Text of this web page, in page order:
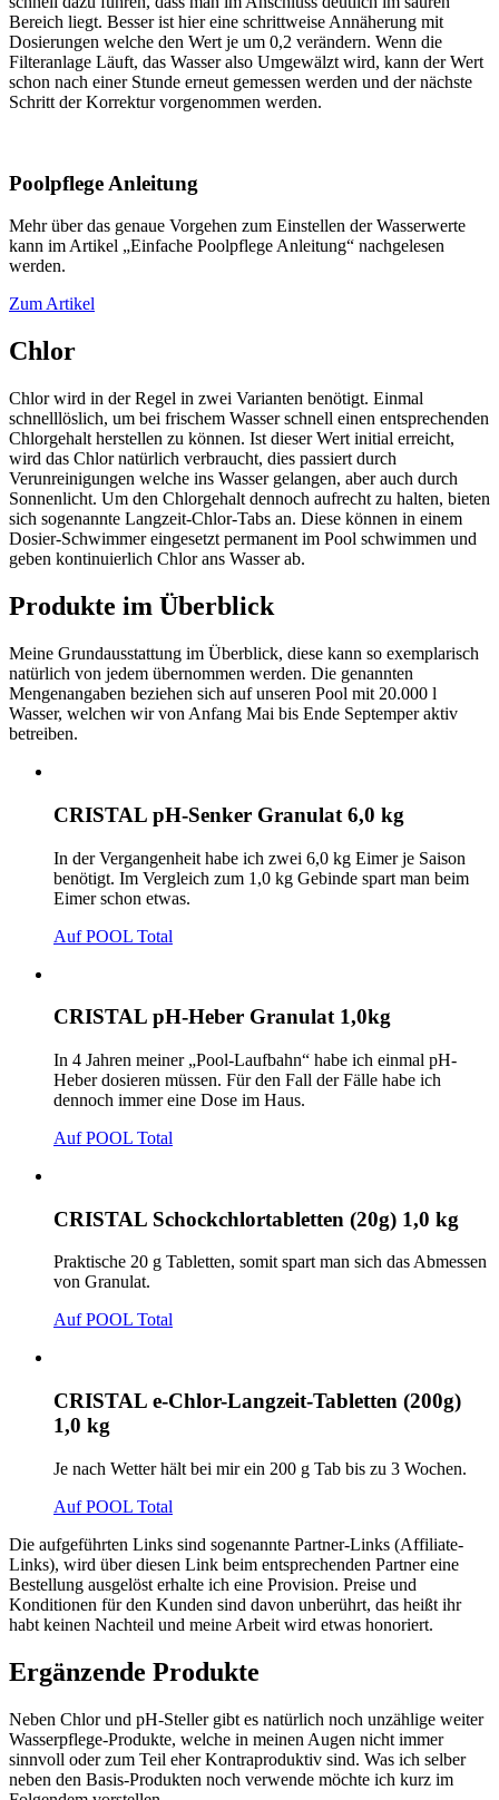
Bereich liegt. Besser ist hier eine schrittweise Annäherung mit
Dosierungen welche den Wert je um 0,2 verändern. Wenn die
Filteranlage Läuft, das Wasser also Umgewälzt wird, kann der Wert
schon nach einer Stunde erneut gemessen werden und der nächste
Schritt der Korrektur vorgenommen werden.
Poolpflege Anleitung
Mehr über das genaue Vorgehen zum Einstellen der Wasserwerte
kann im Artikel „Einfache Poolpflege Anleitung“ nachgelesen
werden.
Zum Artikel
Chlor
Chlor wird in der Regel in zwei Varianten benötigt. Einmal
schnelllöslich, um bei frischem Wasser schnell einen entsprechenden
Chlorgehalt herstellen zu können. Ist dieser Wert initial erreicht,
wird das Chlor natürlich verbraucht, dies passiert durch
Verunreinigungen welche ins Wasser gelangen, aber auch durch
Sonnenlicht. Um den Chlorgehalt dennoch aufrecht zu halten, bieten
sich sogenannte Langzeit-Chlor-Tabs an. Diese können in einem
Dosier-Schwimmer eingesetzt permanent im Pool schwimmen und
geben kontinuierlich Chlor ans Wasser ab.
Produkte im Überblick
Meine Grundausstattung im Überblick, diese kann so exemplarisch
natürlich von jedem übernommen werden. Die genannten
Mengenangaben beziehen sich auf unseren Pool mit 20.000 l
Wasser, welchen wir von Anfang Mai bis Ende Septemper aktiv
betreiben.
CRISTAL pH-Senker Granulat 6,0 kg
In der Vergangenheit habe ich zwei 6,0 kg Eimer je Saison
benötigt. Im Vergleich zum 1,0 kg Gebinde spart man beim
Eimer schon etwas.
Auf POOL Total
CRISTAL pH-Heber Granulat 1,0kg
In 4 Jahren meiner „Pool-Laufbahn“ habe ich einmal pH-
Heber dosieren müssen. Für den Fall der Fälle habe ich
dennoch immer eine Dose im Haus.
Auf POOL Total
CRISTAL Schockchlortabletten (20g) 1,0 kg
Praktische 20 g Tabletten, somit spart man sich das Abmessen
von Granulat.
Auf POOL Total
CRISTAL e-Chlor-Langzeit-Tabletten (200g)
1,0 kg
Je nach Wetter hält bei mir ein 200 g Tab bis zu 3 Wochen.
Auf POOL Total
Die aufgeführten Links sind sogenannte Partner-Links (Affiliate-
Links), wird über diesen Link beim entsprechenden Partner eine
Bestellung ausgelöst erhalte ich eine Provision. Preise und
Konditionen für den Kunden sind davon unberührt, das heißt ihr
habt keinen Nachteil und meine Arbeit wird etwas honoriert.
Ergänzende Produkte
Neben Chlor und pH-Steller gibt es natürlich noch unzählige weiter
Wasserpflege-Produkte, welche in meinen Augen nicht immer
sinnvoll oder zum Teil eher Kontraproduktiv sind. Was ich selber
neben den Basis-Produkten noch verwende möchte ich kurz im